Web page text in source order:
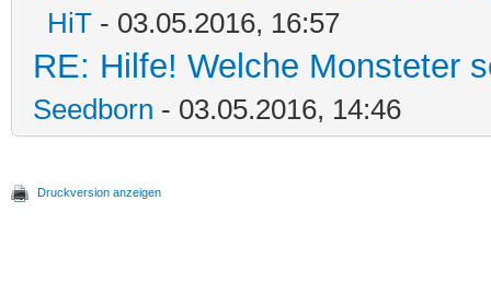
HiT - 03.05.2016, 16:57
RE: Hilfe! Welche Monsteter
Seedborn - 03.05.2016, 14:46
Druckversion anzeigen